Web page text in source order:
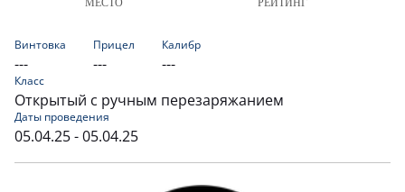
Винтовка
---
Прицел
---
Калибр
---
Класс
Открытый с ручным перезаряжанием
Даты проведения
05.04.25 - 05.04.25